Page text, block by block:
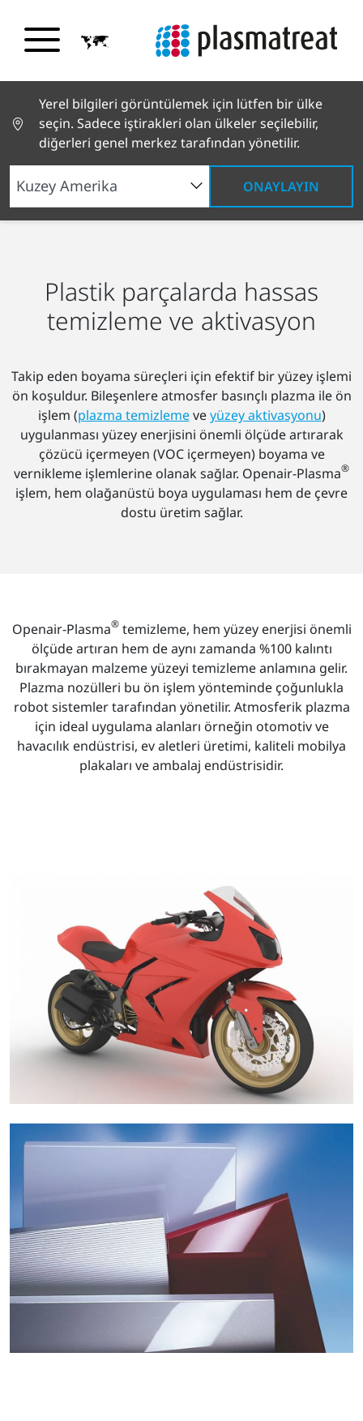
Yerel bilgileri görüntülemek için lütfen bir ülke
seçin. Sadece iştirakleri olan ülkeler seçilebilir,
diğerleri genel merkez tarafından yönetilir.
ONAYLAYIN
Endüstriyel Çözümler
Süreçler Boyama
Plastik parçalarda hassas
temizleme ve aktivasyon
Takip eden boyama süreçleri için efektif bir yüzey işlemi
ön koşuldur. Bileşenlere atmosfer basınçlı plazma ile ön
işlem (plazma temizlemeveyüzey aktivasyonu)
uygulanması yüzey enerjisini önemli ölçüde artırarak
çözücü içermeyen (VOC içermeyen) boyama ve
vernikleme işlemlerine olanak sağlar. Openair-Plasma®
işlem, hem olağanüstü boya uygulaması hem de çevre
dostu üretim sağlar.
Openair-Plasma®temizleme, hem yüzey enerjisi önemli
ölçüde artıran hem de aynı zamanda %100 kalıntı
bırakmayan malzeme yüzeyi temizleme anlamına gelir.
Plazma nozülleri bu ön işlem yönteminde çoğunlukla
robot sistemler tarafından yönetilir. Atmosferik plazma
için ideal uygulama alanları örneğin otomotiv ve
havacılık endüstrisi, ev aletleri üretimi, kaliteli mobilya
plakaları ve ambalaj endüstrisidir.